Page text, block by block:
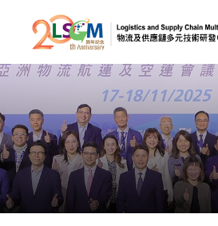
跳到內容（按回車
會
A A